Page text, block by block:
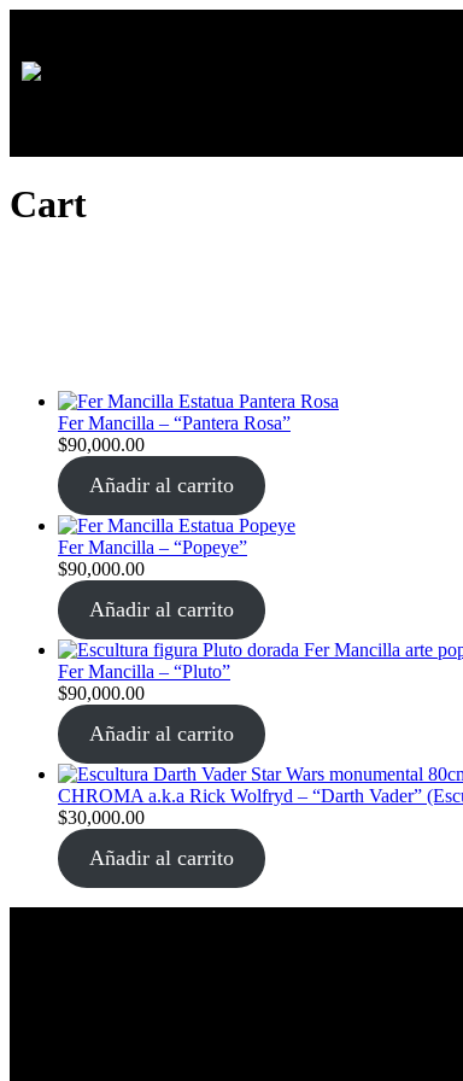
Cart
Fer Mancilla – “Pantera Rosa”
$90,000.00
Añadir al carrito
Fer Mancilla – “Popeye”
$90,000.00
Añadir al carrito
Fer Mancilla – “Pluto”
$90,000.00
Añadir al carrito
CHROMA a.k.a Rick Wolfryd – “Darth Vader”
$30,000.00
Añadir al carrito